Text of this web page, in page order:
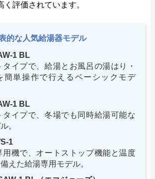
く評価されています。
的な人気給湯器モデル
1 BL
タイプで、給湯とお風呂の湯はり・
簡単操作で行えるベーシックモデ
1 BL
タイプで、冬場でも同時給湯可能な
。
1
用機で、オートストップ機能と温度
えた給湯専用モデル。